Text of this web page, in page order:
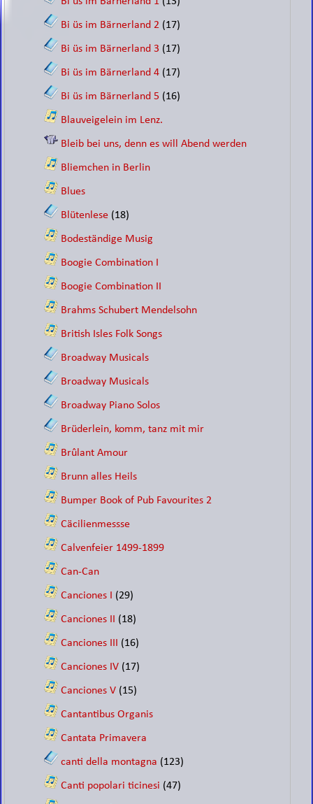
Bi üs im Bärnerland 2 (17)
Bi üs im Bärnerland 3 (17)
Bi üs im Bärnerland 4 (17)
Bi üs im Bärnerland 5 (16)
Blauveigelein im Lenz.
Bleib bei uns, denn es will Abend werden
Bliemchen in Berlin
Blues
Blütenlese (18)
Bodeständige Musig
Boogie Combination I
Boogie Combination II
Brahms Schubert Mendelsohn
British Isles Folk Songs
Broadway Musicals
Broadway Musicals
Broadway Piano Solos
Brüderlein, komm, tanz mit mir
Brûlant Amour
Brunn alles Heils
Bumper Book of Pub Favourites 2
Cäcilienmessse
Calvenfeier 1499-1899
Can-Can
Canciones I (29)
Canciones II (18)
Canciones III (16)
Canciones IV (17)
Canciones V (15)
Cantantibus Organis
Cantata Primavera
canti della montagna (123)
Canti popolari ticinesi (47)